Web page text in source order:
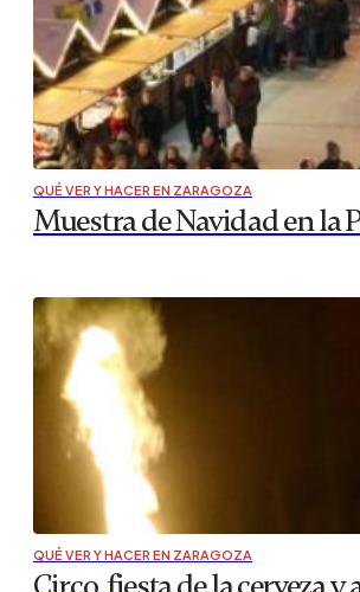
QUÉ VER Y HACER EN ZARAGOZA
Muestra de Navidad en la
QUÉ VER Y HACER EN ZARAGOZA